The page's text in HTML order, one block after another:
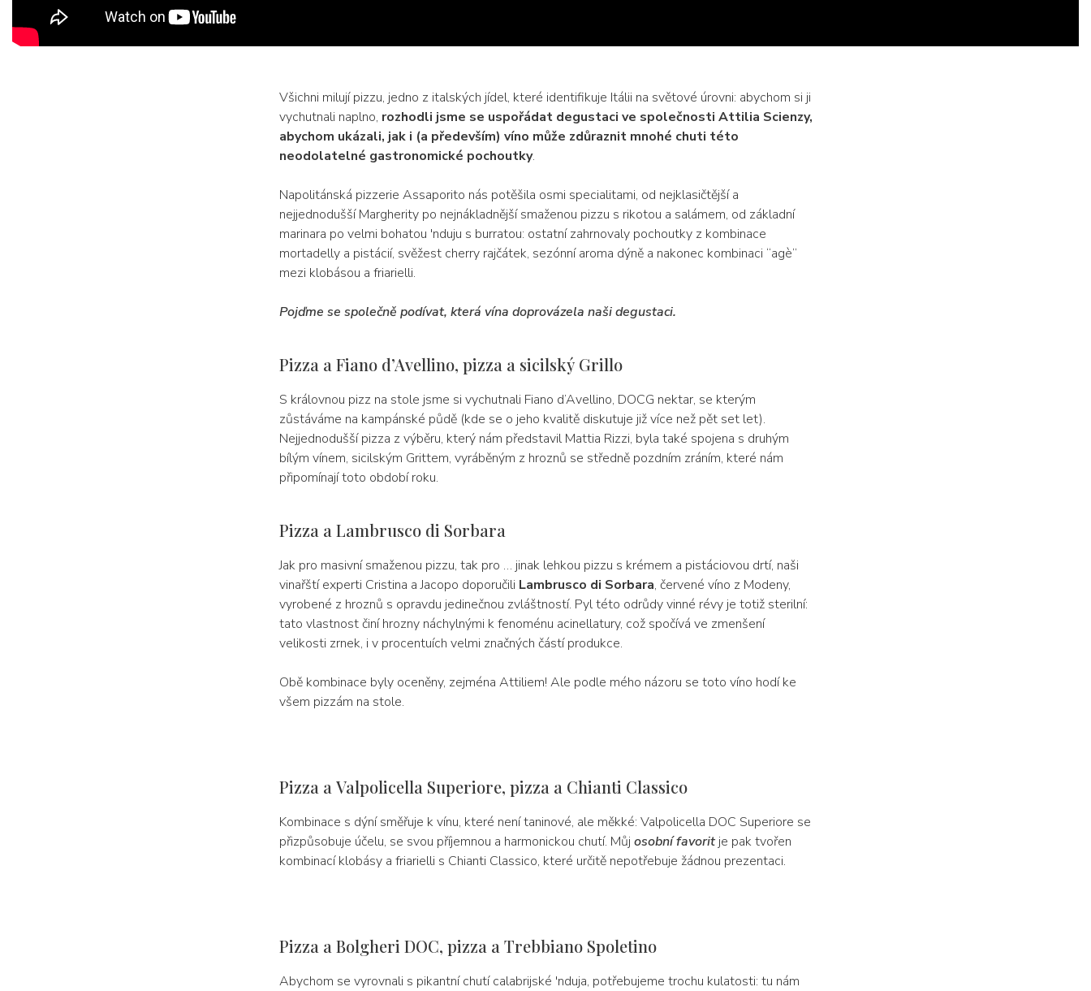
Všichni milují pizzu, jedno z italských jídel, které identifikuje Itálii na světové úrovni: abychom si ji
vychutnali naplno, rozhodli jsme se uspořádat degustaci ve společnosti Attilia Scienzy,
abychom ukázali, jak i (a především) víno může zdůraznit mnohé chuti této
neodolatelné gastronomické pochoutky.
Napolitánská pizzerie Assaporito nás potěšila osmi specialitami, od nejklasičtější a
nejjednodušší Margherity po nejnákladnější smaženou pizzu s rikotou a salámem, od základní
marinara po velmi bohatou 'nduju s burratou: ostatní zahrnovaly pochoutky z kombinace
mortadelly a pistácií, svěžest cherry rajčátek, sezónní aroma dýně a nakonec kombinaci “agè”
mezi klobásou a friarielli.
Pojďme se společně podívat, která vína doprovázela naši degustaci.
Pizza a Fiano d’Avellino, pizza a sicilský Grillo
S královnou pizz na stole jsme si vychutnali Fiano d’Avellino, DOCG nektar, se kterým
zůstáváme na kampánské půdě (kde se o jeho kvalitě diskutuje již více než pět set let).
Nejjednodušší pizza z výběru, který nám představil Mattia Rizzi, byla také spojena s druhým
bílým vínem, sicilským Grittem, vyráběným z hroznů se středně pozdním zráním, které nám
připomínají toto období roku.
Pizza a Lambrusco di Sorbara
Jak pro masivní smaženou pizzu, tak pro … jinak lehkou pizzu s krémem a pistáciovou drtí, naši
vinařští experti Cristina a Jacopo doporučili Lambrusco di Sorbara, červené víno z Modeny,
vyrobené z hroznů s opravdu jedinečnou zvláštností. Pyl této odrůdy vinné révy je totiž sterilní:
tato vlastnost činí hrozny náchylnými k fenoménu acinellatury, což spočívá ve zmenšení
velikosti zrnek, i v procentuích velmi značných částí produkce.
Obě kombinace byly oceněny, zejména Attiliem! Ale podle mého názoru se toto víno hodí ke
všem pizzám na stole.
Pizza a Valpolicella Superiore, pizza a Chianti Classico
Kombinace s dýní směřuje k vínu, které není taninové, ale měkké: Valpolicella DOC Superiore se
přizpůsobuje účelu, se svou příjemnou a harmonickou chutí. Můj osobní favoritje pak tvořen
kombinací klobásy a friarielli s Chianti Classico, které určitě nepotřebuje žádnou prezentaci.
Pizza a Bolgheri DOC, pizza a Trebbiano Spoletino
Abychom se vyrovnali s pikantní chutí calabrijské 'nduja, potřebujeme trochu kulatosti: tu nám